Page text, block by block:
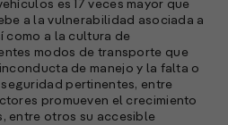
es 17 veces mayor que
a la vulnerabilidad asociada a
como a la cultura de
modos de transporte que
de manejo y la falta o
pertinentes, entre
promueven el crecimiento
entre otros su accesible